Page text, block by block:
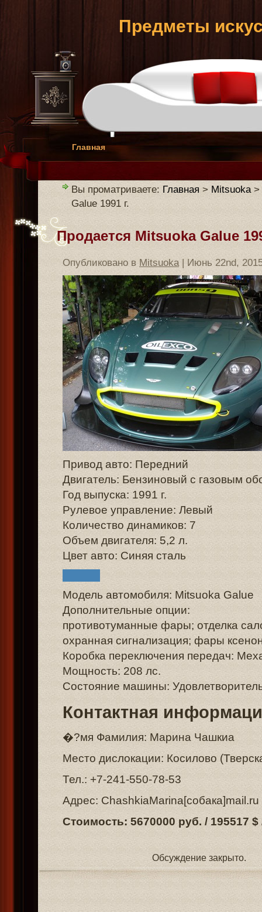
Предметы
Главная
Вы проматриваете: Главная > Mitsuoka>
Galue 1991 г.
Продается Mitsuoka Galue
Опубликовано в Mitsuoka| Июнь 22nd,
Привод авто: Передний
Двигатель: Бензиновый с газовым
Год выпуска: 1991 г.
Рулевое управление: Левый
Количество динамиков: 7
Объем двигателя: 5,2 л.
Цвет авто: Синяя сталь
Модель автомобиля: Mitsuoka Galue
Дополнительные опции:
противотуманные фары; отделка
охранная сигнализация; фары
Коробка переключения передач:
Мощность: 208 лс.
Состояние машины:
Контактная
�?мя Фамилия: Марина Чашкиа
Место дислокации: Косилово
Тел.: +7-241-550-78-53
Адрес: ChashkiaMarina[собака]mail.ru
Стоимость: 5670000 руб. / 195517 $
Обсуждение закрыто.